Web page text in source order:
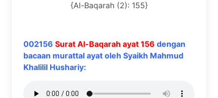
{Al-Baqarah (2): 155}
002156 Surat Al-Baqarah ayat 156 dengan
bacaan murattal ayat oleh Syaikh Mahmud
Khalilil Hushariy: